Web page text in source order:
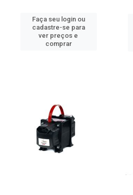
Faça seu login ou
cadastre-se para
ver preços e
comprar